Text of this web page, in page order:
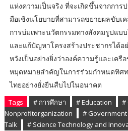
แห่งความเป็นจริง ที่จะเกิดขึ้นจากกา
มือเชิงนโยบายที่สามารถขยายผลขับ
การบ่มเพาะนวัตกรรมทางสังคมรูปแบ
และแก้ปัญหาโครงสร้างประชากรได้อ
หวังเป็นอย่างยิ่งว่าองค์ความรู้และเค
หมุดหมายสำคัญในการร่วมกำหนดทิศ
ไทยอย่างยั่งยืนสืบไปในอนาคต
Tags # การศึกษา # Education
#
Nonprofitorganization
# Government
Talk
# Science Technology and